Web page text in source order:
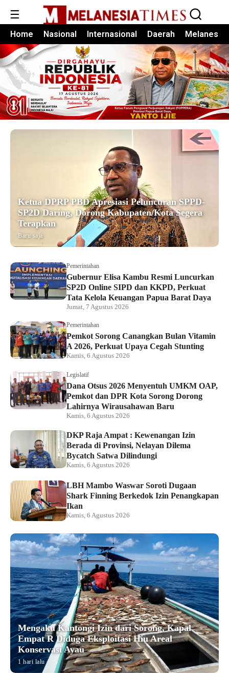
☰
Home Nasional Internasional Daerah Melanesia
Ketua DPRP PBD Apresiasi Peluncuran SPPD-
SP2D Daring, Dorong Kabupaten/Kota Segera
Terapkan
Baru saja
Pemerintahan
Gubernur Elisa Kambu Resmi Luncurkan
SP2D Online SIPD dan KKPD, Perkuat
Tata Kelola Keuangan Papua Barat Daya
Jumat, 7 Agustus 2026
Pemerintahan
Pemkot Sorong Canangkan Bulan Vitamin
A 2026, Perkuat Upaya Cegah Stunting
Kamis, 6 Agustus 2026
Legislatif
Dana Otsus 2026 Menyentuh UMKM OAP,
Pemkot dan DPR Kota Sorong Dorong
Lahirnya Wirausahawan Baru
Kamis, 6 Agustus 2026
DKP Raja Ampat : Kewenangan Izin
Berada di Provinsi, Nelayan Dilema
Bycatch Satwa Dilindungi
Kamis, 6 Agustus 2026
LBH Mambo Waswar Soroti Dugaan
Shark Finning Berkedok Izin Penangkapan
Ikan
Kamis, 6 Agustus 2026
Mengaku Kantongi Izin dari Sorong, Kapal
Empat R Diduga Eksploitasi Hiu Areal
Konservasi Ayau
1 hari lalu